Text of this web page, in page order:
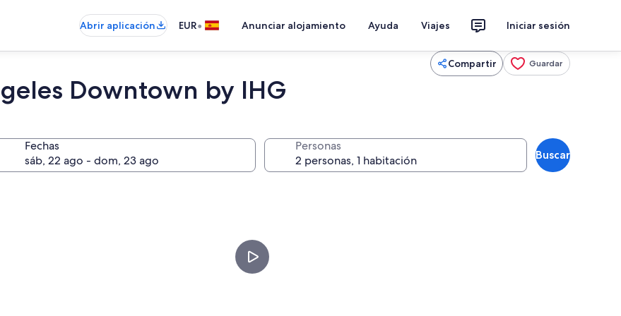
Abrir aplicación EUR• Anunciar alojamiento Ayuda Viajes Iniciar sesión
Compartir Guardar
Downtown by IHG
Fechas Personas
Buscar